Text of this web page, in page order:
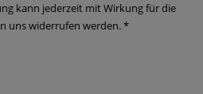
kann jederzeit mit Wirkung für die
uns widerrufen werden. *